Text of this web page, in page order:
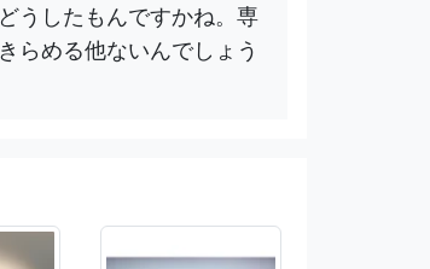
うしたもんですかね。専
らめる他ないんでしょう